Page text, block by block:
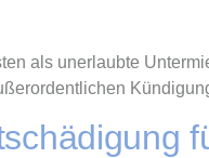
als unerlaubte